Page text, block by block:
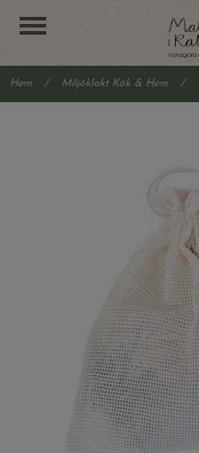
Hem / Miljöklokt Kök & Hem /